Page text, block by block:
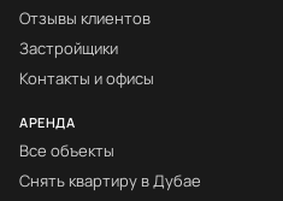
Отзывы клиентов
Застройщики
Контакты и офисы
АРЕНДА
Все объекты
Снять квартиру в Дубае